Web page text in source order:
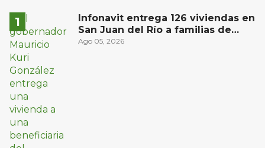
Infonavit entrega 126 viviendas en
San Juan del Río a familias de
bajos ingresos
Ago 05, 2026